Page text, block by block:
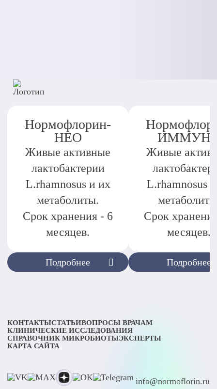
Подробнее
Нормофлорин-
НЕО
Живые активные
лактобактерии
L.rhamnosus и их
метаболиты.
Срок хранения - 6
месяцев.
Подробнее
Живые
L.rhamnosus
Срок
месяцев.
КОНТАКТЫСТАТЬИВОПРОСЫ ВРАЧАМ
КЛИНИЧЕСКИЕ ИССЛЕДОВАНИЯ
СПРАВОЧНИК МИКРОБИОТЫЭКСПЕРТЫ
КАРТА САЙТА
info@normoflorin.ru